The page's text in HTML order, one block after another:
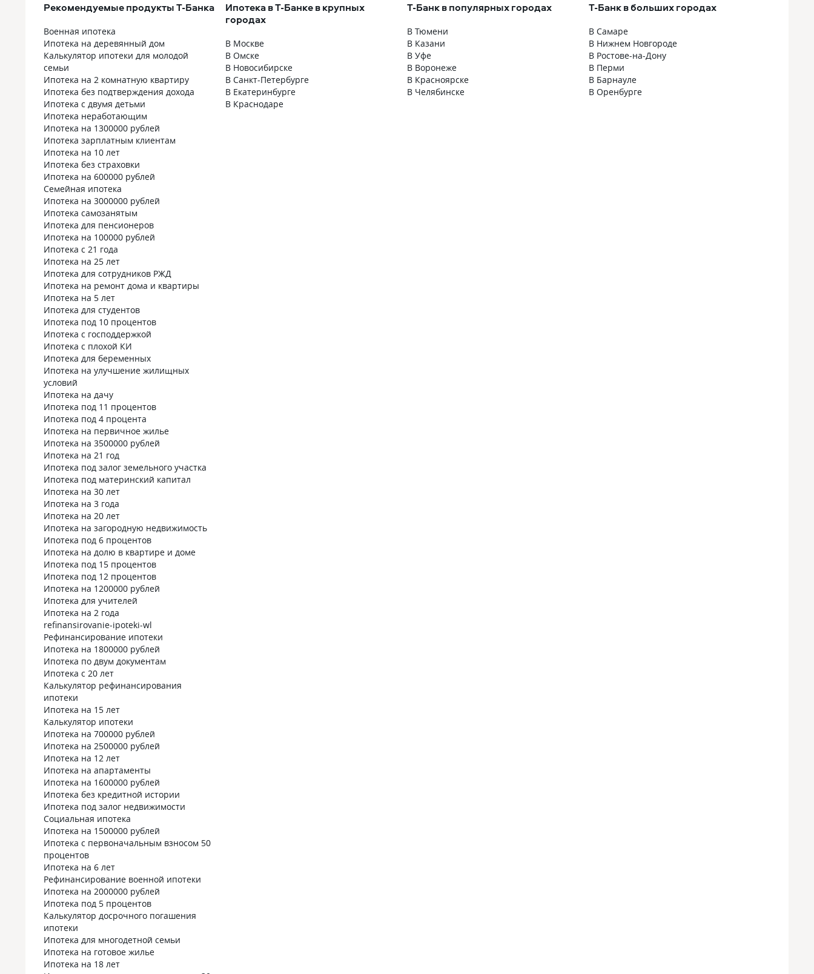
Рекомендуемые продукты Т-Банка
Военная ипотека
Ипотека на деревянный дом
Калькулятор ипотеки для молодой
семьи
Ипотека на 2 комнатную квартиру
Ипотека без подтверждения дохода
Ипотека с двумя детьми
Ипотека неработающим
Ипотека на 1300000 рублей
Ипотека зарплатным клиентам
Ипотека на 10 лет
Ипотека без страховки
Ипотека на 600000 рублей
Семейная ипотека
Ипотека на 3000000 рублей
Ипотека самозанятым
Ипотека для пенсионеров
Ипотека на 100000 рублей
Ипотека с 21 года
Ипотека на 25 лет
Ипотека для сотрудников РЖД
Ипотека на ремонт дома и квартиры
Ипотека на 5 лет
Ипотека для студентов
Ипотека под 10 процентов
Ипотека с господдержкой
Ипотека с плохой КИ
Ипотека для беременных
Ипотека на улучшение жилищных
условий
Ипотека на дачу
Ипотека под 11 процентов
Ипотека под 4 процента
Ипотека на первичное жилье
Ипотека на 3500000 рублей
Ипотека на 21 год
Ипотека под залог земельного участка
Ипотека под материнский капитал
Ипотека на 30 лет
Ипотека на 3 года
Ипотека на 20 лет
Ипотека на загородную недвижимость
Ипотека под 6 процентов
Ипотека на долю в квартире и доме
Ипотека под 15 процентов
Ипотека под 12 процентов
Ипотека на 1200000 рублей
Ипотека для учителей
Ипотека на 2 года
refinansirovanie-ipoteki-wl
Рефинансирование ипотеки
Ипотека на 1800000 рублей
Ипотека по двум документам
Ипотека с 20 лет
Калькулятор рефинансирования
ипотеки
Ипотека на 15 лет
Калькулятор ипотеки
Ипотека на 700000 рублей
Ипотека на 2500000 рублей
Ипотека на 12 лет
Ипотека на апартаменты
Ипотека на 1600000 рублей
Ипотека без кредитной истории
Ипотека под залог недвижимости
Социальная ипотека
Ипотека на 1500000 рублей
Ипотека с первоначальным взносом 50
процентов
Ипотека на 6 лет
Рефинансирование военной ипотеки
Ипотека на 2000000 рублей
Ипотека под 5 процентов
Калькулятор досрочного погашения
ипотеки
Ипотека для многодетной семьи
Ипотека на готовое жилье
Ипотека на 18 лет
Ипотека в Т-Банке в крупных
городах
В Москве
В Омске
В Новосибирске
В Санкт-Петербурге
В Екатеринбурге
В Краснодаре
Т-Банк в популярных городах
В Тюмени
В Казани
В Уфе
В Воронеже
В Красноярске
В Челябинске
Т-Банк в больших городах
В Самаре
В Нижнем Новгороде
В Ростове-на-Дону
В Перми
В Барнауле
В Оренбурге